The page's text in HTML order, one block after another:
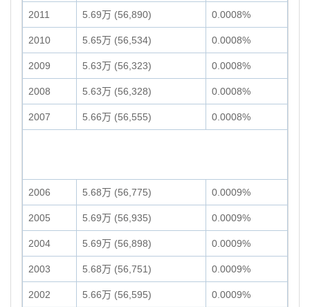
2011 5.69万 (56,890) 0.0008%
2010 5.65万 (56,534) 0.0008%
2009 5.63万 (56,323) 0.0008%
2008 5.63万 (56,328) 0.0008%
2007 5.66万 (56,555) 0.0008%
2006 5.68万 (56,775) 0.0009%
2005 5.69万 (56,935) 0.0009%
2004 5.69万 (56,898) 0.0009%
2003 5.68万 (56,751) 0.0009%
2002 5.66万 (56,595) 0.0009%